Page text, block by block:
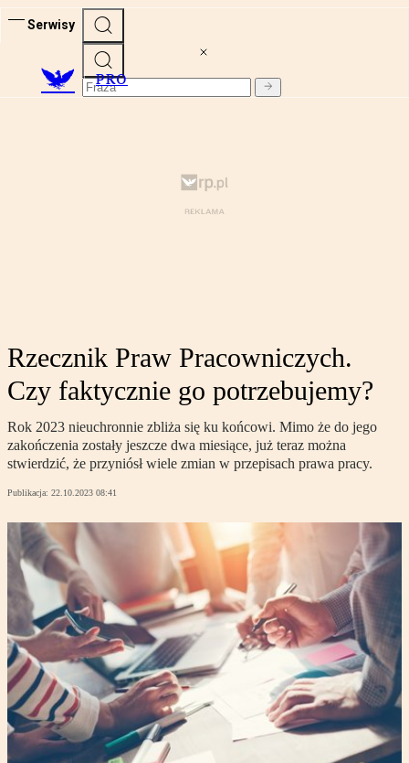
Serwisy
PRO
Rzecznik Praw Pracowniczych.
Czy faktycznie go potrzebujemy?
Rok 2023 nieuchronnie zbliża się ku końcowi. Mimo że do jego
zakończenia zostały jeszcze dwa miesiące, już teraz można
stwierdzić, że przyniósł wiele zmian w przepisach prawa pracy.
Publikacja: 22.10.2023 08:41